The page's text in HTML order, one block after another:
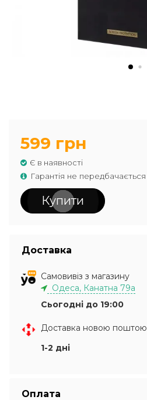
599 грн
Є в наявності
Гарантія не передбачається
Купити
Доставка
Самовивіз з магазину
Одеса, Канатна 79а
Сьогодні до 19:00
Доставка новою поштою
1-2 дні
Оплата